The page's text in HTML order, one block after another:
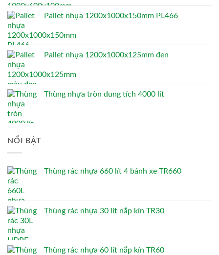
Pallet nhựa 1200x1000x150mm PL466
Pallet nhựa 1200x1000x125mm đen
Thùng nhựa tròn dung tích 4000 lít
NỔI BẬT
Thùng rác nhựa 660 lít 4 bánh xe TR660
Thùng rác nhựa 30 lít nắp kín TR30
Thùng rác nhựa 60 lít nắp kín TR60